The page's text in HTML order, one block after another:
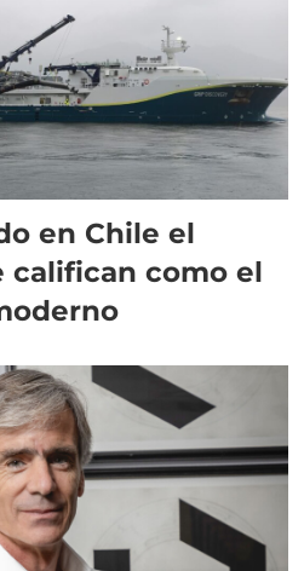
en Chile el
califican como el